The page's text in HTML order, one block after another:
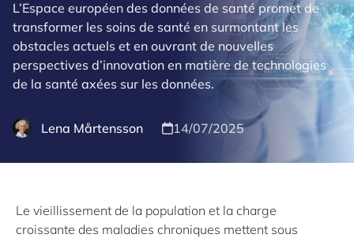
L’Espace européen des données de santé promet de
transformer les soins de santé en surmontant les
obstacles actuels et en ouvrant de nouvelles
perspectives d’innovation en matière de technologies
de la santé axées sur les données.
Lena Mårtensson 14/07/2025
Le vieillissement de la population et la charge
croissante des maladies chroniques mettent sous